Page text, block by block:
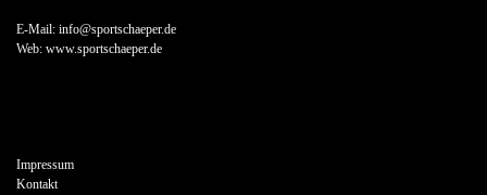
E-Mail: info@sportschaeper.de
Web: www.sportschaeper.de
Impressum
Kontakt